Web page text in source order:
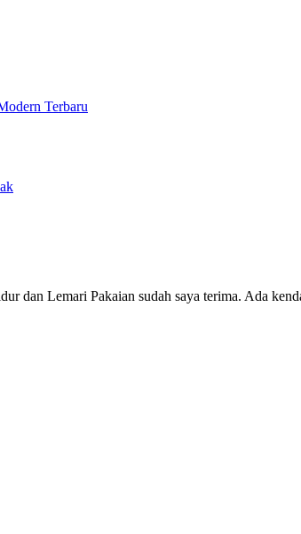
Terbaru
dan Lemari Pakaian sudah saya terima. Ada